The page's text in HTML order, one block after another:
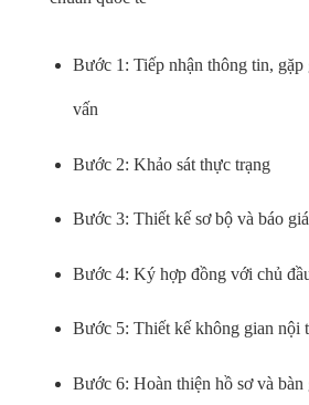
Bước 1: Tiếp nhận thông tin, gặp
vấn
Bước 2: Khảo sát thực trạng
Bước 3: Thiết kế sơ bộ và báo giá
Bước 4: Ký hợp đồng với chủ
Bước 5: Thiết kế không gian nội
Bước 6: Hoàn thiện hồ sơ và bàn